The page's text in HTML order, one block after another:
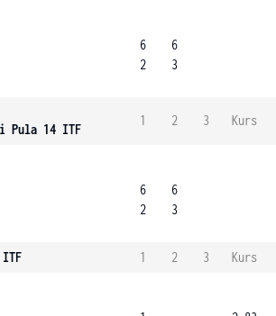
6
2
6
3
Pula 14 ITF
1 2 3 Kurs
6
2
6
3
ITF 1 2 3
Kurs